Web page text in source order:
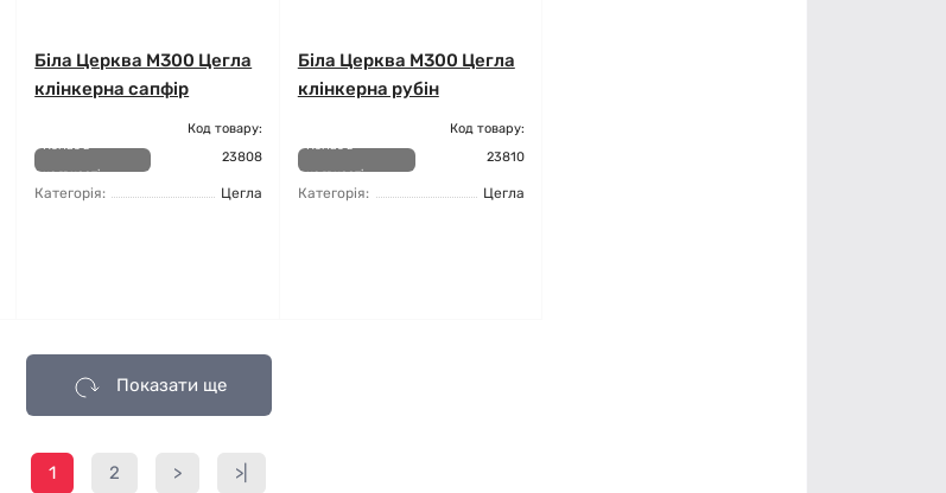
Біла Церква М300 Цегла
клінкерна сапфір
Немає в
наявності
Код товару:
23808
Категорія: Цегла
Біла Церква М300 Цегла
клінкерна рубін
Немає в
наявності
Код товару:
23810
Категорія: Цегла
Показати ще
1 2 > >|